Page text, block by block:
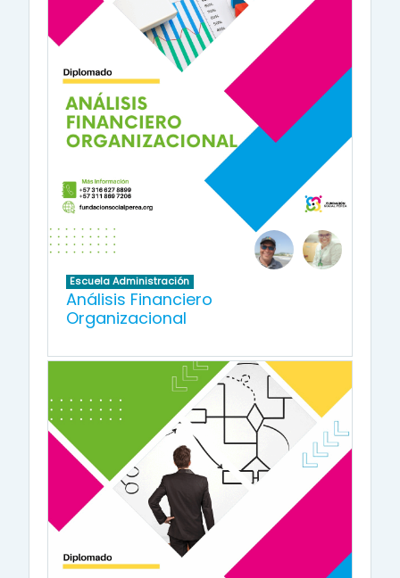
Escuela Administración
Análisis Financiero
Organizacional